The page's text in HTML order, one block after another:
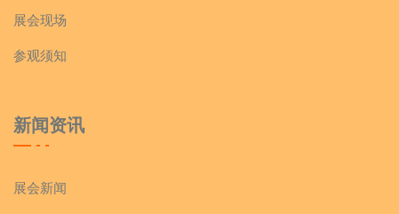
展会现场
参观须知
新闻资讯
展会新闻